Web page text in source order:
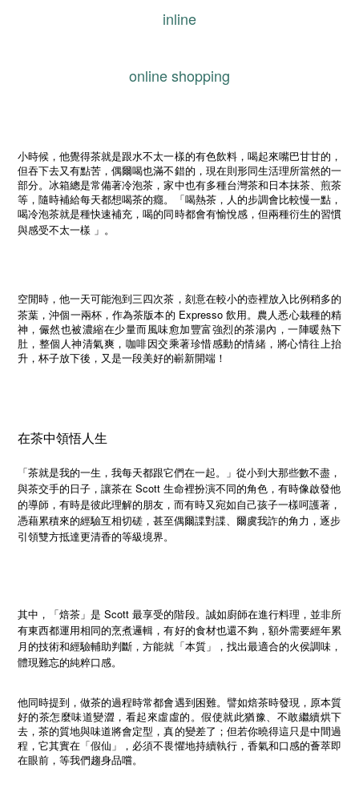
inline
online shopping
小時候，他覺得茶就是跟水不太一樣的有色飲料，喝起來嘴巴甘甘的，
但吞下去又有點苦，偶爾喝也滿不錯的，現在則形同生活理所當然的一
部分。冰箱總是常備著冷泡茶，家中也有多種台灣茶和日本抹茶、煎茶
等，隨時補給每天都想喝茶的癮。「喝熱茶，人的步調會比較慢一點，
喝冷泡茶就是種快速補充，喝的同時都會有愉悅感，但兩種衍生的習慣
與感受不太一樣 」。
空閒時，他一天可能泡到三四次茶，刻意在較小的壺裡放入比例稍多的
茶葉，沖個一兩杯，作為茶版本的 Expresso 飲用。農人悉心栽種的精
神，儼然也被濃縮在少量而風味愈加豐富強烈的茶湯內，一陣暖熱下
肚，整個人神清氣爽，咖啡因交乘著珍惜感動的情緒，將心情往上抬
升，杯子放下後，又是一段美好的嶄新開端！
在茶中領悟人生
「茶就是我的一生，我每天都跟它們在一起。」從小到大那些數不盡，
與茶交手的日子，讓茶在 Scott 生命裡扮演不同的角色，有時像啟發他
的導師，有時是彼此理解的朋友，而有時又宛如自己孩子一樣呵護著，
憑藉累積來的經驗互相切磋，甚至偶爾諜對諜、爾虞我詐的角力，逐步
引領雙方抵達更清香的等級境界。
其中，「焙茶」是 Scott 最享受的階段。誠如廚師在進行料理，並非所
有東西都運用相同的烹煮邏輯，有好的食材也還不夠，額外需要經年累
月的技術和經驗輔助判斷，方能就「本質」，找出最適合的火侯調味，
體現難忘的純粹口感。
他同時提到，做茶的過程時常都會遇到困難。譬如焙茶時發現，原本質
好的茶怎麼味道變澀，看起來虛虛的。假使就此猶豫、不敢繼續烘下
去，茶的質地與味道將會定型，真的變差了；但若你曉得這只是中間過
程，它其實在「假仙」，必須不畏懼地持續執行，香氣和口感的薈萃即
在眼前，等我們趨身品嚐。